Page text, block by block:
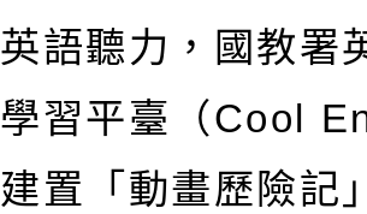
英語聽力，國教署
學習平臺（Cool
建置「動畫歷險記